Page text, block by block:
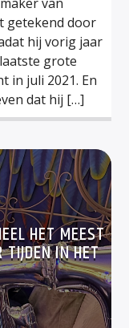
getekend door
hij vorig jaar
grote
in juli 2021. En
dat hij […]
HET MEEST
TIJDEN IN HET